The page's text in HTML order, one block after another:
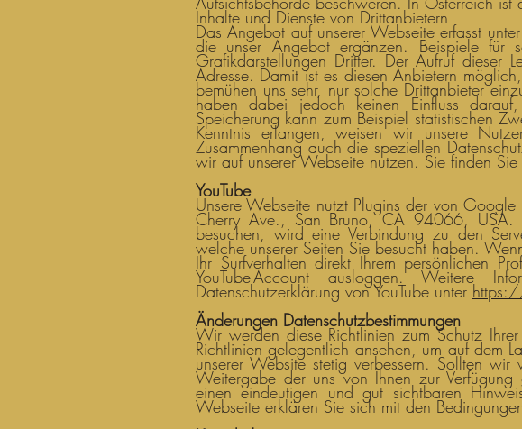
Inhalte und Dienste von Drittanbietern
Das Angebot auf unserer Webseite erfasst
die unser Angebot ergänzen. Beispiele für
Grafikdarstellungen Dritter. Der Aufruf dieser
Adresse. Damit ist es diesen Anbietern
bemühen uns sehr, nur solche Drittanbieter
haben dabei jedoch keinen Einfluss
Speicherung kann zum Beispiel statistischen
Kenntnis erlangen, weisen wir unsere
Zusammenhang auch die speziellen
wir auf unserer Webseite nutzen. Sie finden
YouTube
Unsere Webseite nutzt Plugins der von Google
Cherry Ave., San Bruno, CA 94066, USA.
besuchen, wird eine Verbindung zu den
welche unserer Seiten Sie besucht haben.
Ihr Surfverhalten direkt Ihrem persönlichen
YouTube-Account ausloggen. Weitere
Datenschutzerklärung von YouTube unter
Änderungen Datenschutzbestimmungen
Wir werden diese Richtlinien zum Schutz
Richtlinien gelegentlich ansehen, um auf dem
unserer Website stetig verbessern. Sollten
Weitergabe der uns von Ihnen zur
einen eindeutigen und gut sichtbaren
Webseite erklären Sie sich mit den